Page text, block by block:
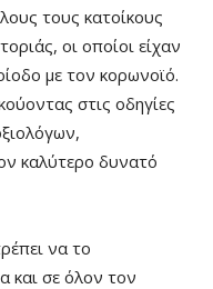
τους κατοίκους
οι οποίοι είχαν
με τον κορωνοϊό.
στις οδηγίες
καλύτερο δυνατό
να το
και σε όλον τον